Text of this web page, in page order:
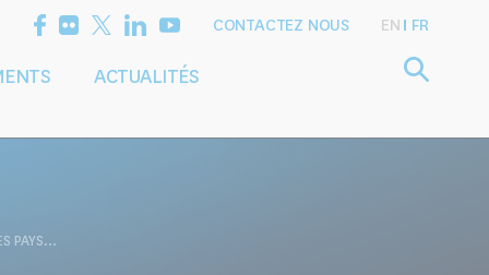
ACTUALITÉS
CONTACTEZ NOUS EN FR
PAYS...